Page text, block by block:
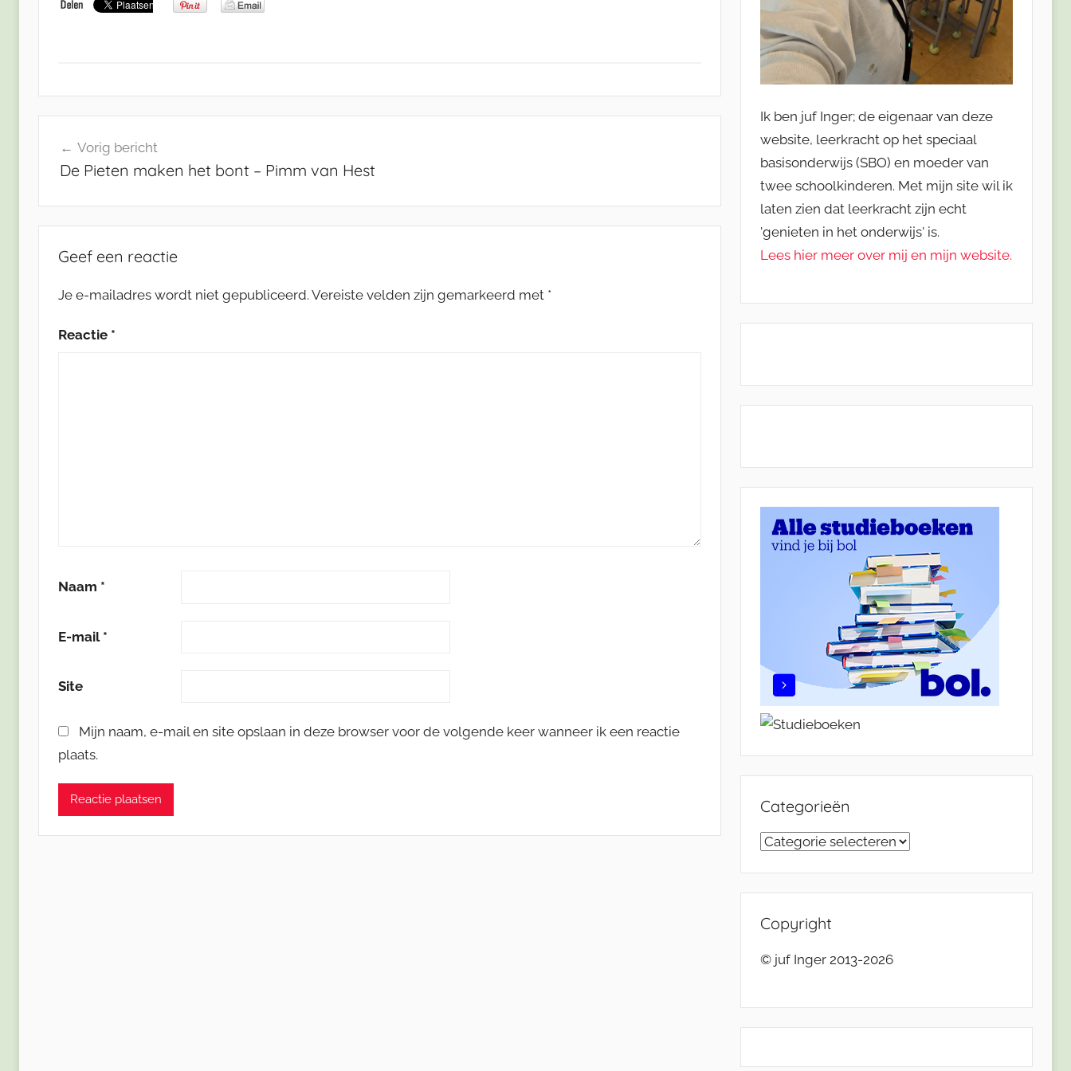
navigatie
Vorig bericht
De Pieten maken het bont – Pimm van Hest
Geef een reactie
Je e-mailadres wordt niet gepubliceerd. Vereiste velden zijn gemarkeerd met *
Reactie *
Naam *
E-mail *
Site
Mijn naam, e-mail en site opslaan in deze browser voor de volgende keer wanneer ik een reactie
plaats.
Ik ben juf Inger; de eigenaar van deze
website, leerkracht op het speciaal
basisonderwijs (SBO) en moeder van
twee schoolkinderen. Met mijn site wil ik
laten zien dat leerkracht zijn echt
'genieten in het onderwijs' is.
Lees hier meer over mij en mijn website.
Categorieën
Categorieën
Copyright
© juf Inger 2013-2026